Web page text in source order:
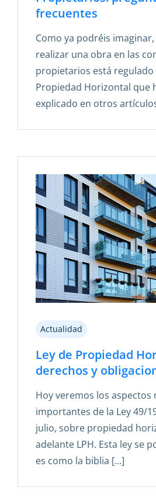
frecuentes
Como ya podréis
realizar una obra en las
propietarios está regulado
Propiedad Horizontal que
explicado en otros
Actualidad
Ley de Propiedad
derechos y
Hoy veremos los aspectos
importantes de la Ley 49/
julio, sobre propiedad
adelante LPH. Esta ley se
es como la biblia […]